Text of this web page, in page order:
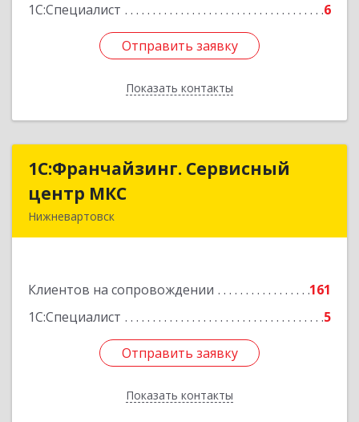
1С:Специалист
6
Отправить заявку
Показать контакты
Отправить заявку
Назад
1С:Франчайзинг. Сервисный
центр МКС
Нижневартовск
Клиентов на сопровождении
161
1С:Специалист
5
Отправить заявку
Показать контакты
1С:Франчайзинг. Сервисный
Подробнее
Отправить заявку
Назад